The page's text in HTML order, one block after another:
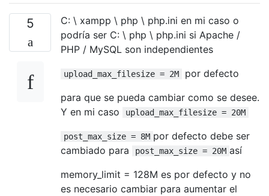
5
C: \ xampp \ php \ php.ini en mi caso o
podría ser C: \ php \ php.ini si Apache /
PHP / MySQL son independientes
upload_max_filesize = 2M
por defecto
para que se pueda cambiar como se desee.
Y en mi caso
upload_max_filesize = 20M
post_max_size = 8M por defecto debe ser
cambiado para
post_max_size = 20M así
memory_limit = 128M es por defecto y no
es necesario cambiar para aumentar el